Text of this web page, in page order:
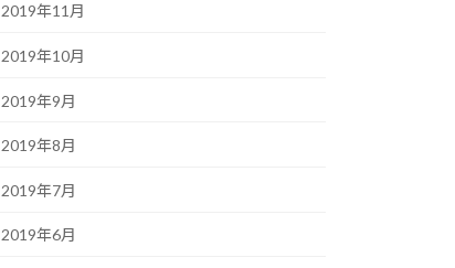
2019年11月
2019年10月
2019年9月
2019年8月
2019年7月
2019年6月